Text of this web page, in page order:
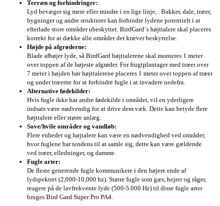
Terræn og forhindringer:
Lyd bevæger sig mere eller mindre i en lige linje, . Bakker, dale, træer,
bygninger og andre strukturer kan forhindre lydene potentielt i at
efterlade store områder ubeskyttet. BirdGard´s højttalere skal placeres
korrekt for at dække alle områder der kræver beskyttelse.
Højde på afgrøderne:
Blade afbøjer lyde, så BirdGard højttalerene skal monteres 1 meter
over toppen af de højeste afgrøder. For frugtplantager med træer over
7 meter i højden bør højttalerene placeres 1 meter over toppen af træer
og under træerne for at forhindre fugle i at invadere nedefra.
Alternative fødekilder:
Hvis fugle ikke har andre fødekilde i området, vil en yderligere
indsats være nødvendig for at drive dem væk. Dette kan betyde flere
højttalere eller større anlæg.
Sove/hvile områder og vandløb:
Flere enheder og højtalere kan være en nødvendighed ved områder,
hvor fuglene har tendens til at samle sig, dette kan være gældende
ved træer, elledninger, og damme.
Fugle arter:
De fleste generende fugle kommunikere i den højere ende af
lydspektret (2,000-10,000 hz). Større fugle som gæs, hejrer og råger,
reagere på de lavfrekvente lyde (500-5.000 Hz) til disse fugle arter
bruges Bird Gard Super Pro PA4.